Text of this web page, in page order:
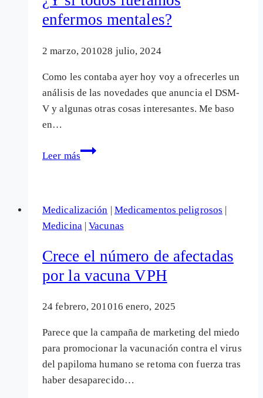
de
cuello
útero
enfermos mentales?
2 marzo, 201028 julio, 2024
Como les contaba ayer hoy voy a ofrecerles un
análisis de las novedades que anuncia el DSM-
V y algunas otras cosas interesantes. Me baso
en…
Leer más
¿Y
enfermos
mentales?
Medicalización | Medicamentos peligrosos |
Medicina |Vacunas
Crece el número de afectadas
por la vacuna VPH
24 febrero, 201016 enero, 2025
Parece que la campaña de marketing del miedo
para promocionar la vacunación contra el virus
del papiloma humano se retoma con fuerza tras
haber desaparecido…